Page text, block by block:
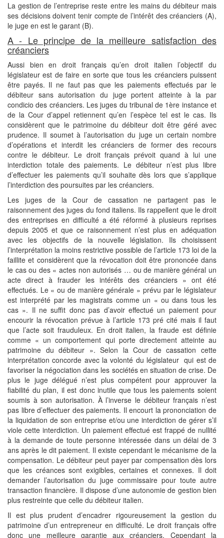
La gestion de l’entreprise reste entre les mains du débiteur mais
ses décisions doivent tenir compte de l’intérêt des créanciers (A),
le juge en est le garant (B).
A - Le principe de la meilleure satisfaction des
créanciers
Aussi bien en droit français qu’en droit italien l’objectif du
législateur est de faire en sorte que tous les créanciers puissent
être payés. Il ne faut pas que les paiements effectués par le
débiteur sans autorisation du juge portent atteinte à la par
condicio des créanciers. Les juges du tribunal de 1ère instance et
de la Cour d’appel retiennent qu’en l’espèce tel est le cas. Ils
considèrent que le patrimoine du débiteur doit être géré avec
prudence. Il soumet à l’autorisation du juge un certain nombre
d’opérations et interdit les créanciers de former des recours
contre le débiteur. Le droit français prévoit quand à lui une
interdiction totale des paiements. Le débiteur n’est plus libre
d’effectuer les paiements qu’il souhaite dès lors que s’applique
l’interdiction des poursuites par les créanciers.
Les juges de la Cour de cassation ne partagent pas le
raisonnement des juges du fond italiens. Ils rappellent que le droit
des entreprises en difficulté a été réformé à plusieurs reprises
depuis 2005 et que ce raisonnement n’est plus en adéquation
avec les objectifs de la nouvelle législation. Ils choisissent
l’interprétation la moins restrictive possible de l’article 173 loi de la
faillite et considèrent que la révocation doit être prononcée dans
le cas ou des « actes non autorisés … ou de manière général un
acte direct à frauder les intérêts des créanciers » ont été
effectués. Le « ou de manière générale » prévu par le législateur
est interprété par les magistrats comme un « ou dans tous les
cas ». Il ne suffit donc pas d’avoir effectué un paiement pour
encourir la révocation prévue à l’article 173 pré cité mais il faut
que l’acte soit frauduleux. En droit italien, la fraude est définie
comme « un comportement qui porte directement atteinte au
patrimoine du débiteur ». Selon la Cour de cassation cette
interprétation concorde avec la volonté du législateur qui est de
favoriser la négociation dans les sociétés en situation de crise. De
plus le juge délégué n’est plus compétent pour approuver la
fiabilité du plan, il est donc inutile que tous les paiements soient
soumis à son autorisation. À l’inverse le débiteur français n’est
pas libre d’effectuer des paiements. Il encourt la prononciation de
la liquidation de son entreprise et/ou une interdiction de gérer s’il
viole cette interdiction. Un paiement effectué est frappé de nullité
à la demande de toute personne intéressée dans un délai de 3
ans après le dit paiement. Il existe cependant le mécanisme de la
compensation. Le débiteur peut payer par compensation dès lors
que les créances sont exigibles, certaines et connexes. Il doit
demander l’autorisation du juge commissaire pour toute autre
transaction financière. Il dispose d’une autonomie de gestion bien
plus restreinte que celle du débiteur italien.
Il est plus prudent d’encadrer rigoureusement la gestion du
patrimoine d’un entrepreneur en difficulté. Le droit français offre
donc une meilleure garantie aux créanciers. Cependant la